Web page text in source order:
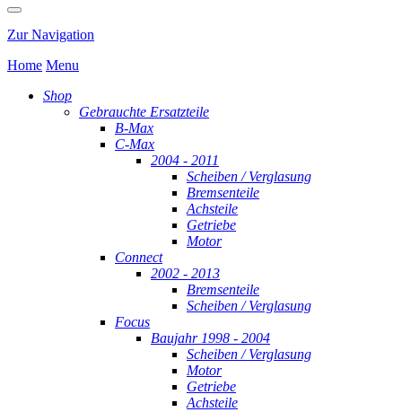
Zur Navigation
Home Menu
Shop
Gebrauchte Ersatzteile
B-Max
C-Max
2004 - 2011
Scheiben / Verglasung
Bremsenteile
Achsteile
Getriebe
Motor
Connect
2002 - 2013
Bremsenteile
Scheiben / Verglasung
Focus
Baujahr 1998 - 2004
Scheiben / Verglasung
Motor
Getriebe
Achsteile